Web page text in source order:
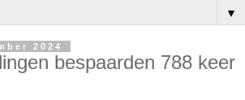
▼
2024
bespaarden 788 keer